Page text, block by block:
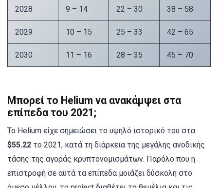
2028 9 – 14 22 – 30 38 – 58
2029 10 – 15 25 – 33 42 – 65
2030 11 – 16 28 – 35 45 – 70
Μπορεί το Helium να ανακάμψει στα
επίπεδα του 2021;
Το Helium είχε σημειώσει το υψηλό ιστορικό του στα
$55.22 το 2021, κατά τη διάρκεια της μεγάλης ανοδικής
τάσης της αγοράς κρυπτονομισμάτων. Παρόλο που η
επιστροφή σε αυτά τα επίπεδα μοιάζει δύσκολη στο